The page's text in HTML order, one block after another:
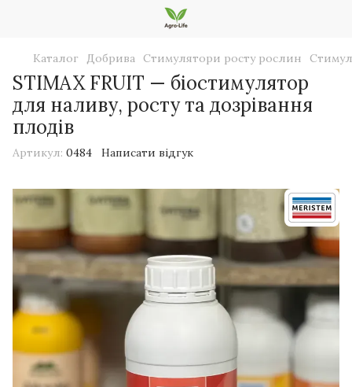
Каталог Добрива Стимулятори росту рослин
STIMAX FRUIT — біостимулятор
для наливу, росту та дозрівання
плодів
Артикул: 0484 Написати відгук